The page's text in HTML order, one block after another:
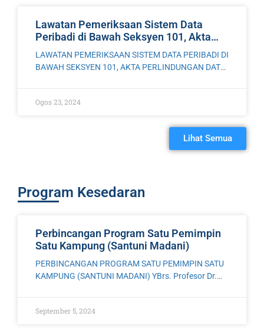
Lawatan Pemeriksaan Sistem Data
Peribadi di Bawah Seksyen 101, Akta
709 ke Atas KY Maju Development Sdn.
Bhd, Pulau Pinang
LAWATAN PEMERIKSAAN SISTEM DATA PERIBADI DI
BAWAH SEKSYEN 101, AKTA PERLINDUNGAN DATA
Penguatkuasa Pejabat
Ogos 23, 2024
Lihat Semua
Program Kesedaran
Perbincangan Program Satu Pemimpin
Satu Kampung (Santuni Madani)
PERBINCANGAN PROGRAM SATU PEMIMPIN SATU
KAMPUNG (SANTUNI MADANI) YBrs. Profesor Dr.
padang untuk bertemu dengan penduduk Kampung
September 5, 2024